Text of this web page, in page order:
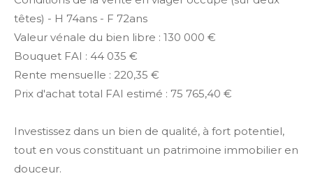
têtes) - H 74ans - F 72ans
Valeur vénale du bien libre : 130 000 €
Bouquet FAI : 44 035 €
Rente mensuelle : 220,35 €
Prix d'achat total FAI estimé : 75 765,40 €
Investissez dans un bien de qualité, à fort potentiel,
tout en vous constituant un patrimoine immobilier en
douceur.